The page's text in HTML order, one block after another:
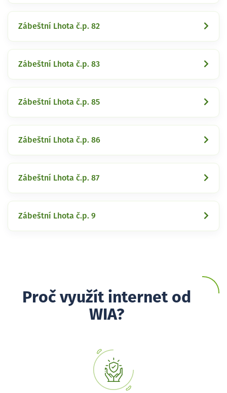
Zábeštní Lhota č.p. 82
Zábeštní Lhota č.p. 83
Zábeštní Lhota č.p. 85
Zábeštní Lhota č.p. 86
Zábeštní Lhota č.p. 87
Zábeštní Lhota č.p. 9
Proč využít internet od
WIA?